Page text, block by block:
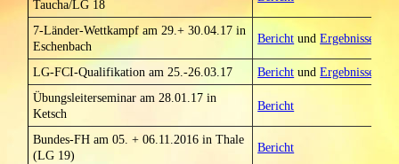
Taucha/LG 18
7-Länder-Wettkampf am 29.+ 30.04.17 in
Eschenbach
Bericht undErgebnisse
LG-FCI-Qualifikation am 25.-26.03.17 Bericht undErgebnisse
Übungsleiterseminar am 28.01.17 in
Ketsch
Bericht
Bundes-FH am 05. + 06.11.2016 in Thale
(LG 19)
Bericht